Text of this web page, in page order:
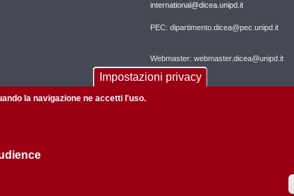
international@dicea.unipd.it
PEC: dipartimento.dicea@pec.unipd.it
Webmaster: webmaster.dicea@unipd.it
Impostazioni privacy
la navigazione ne accetti l'uso.